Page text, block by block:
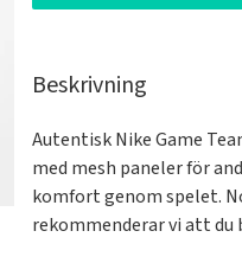
Beskrivning
Autentisk Nike Game
med mesh paneler för
komfort genom spelet.
rekommenderar vi att